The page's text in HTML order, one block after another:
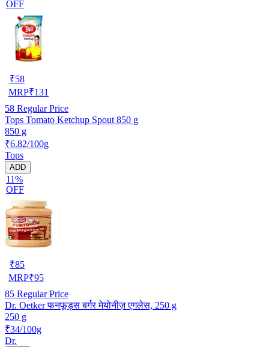
OFF
₹58
MRP₹131
58 Regular Price
Tops Tomato Ketchup Spout 850 g
850 g
₹6.82/100g
Tops
ADD
11%
OFF
₹85
MRP₹95
85 Regular Price
Dr. Oetker फनफूड्स बर्गर मेयोनीज़ एगलेस, 250 g
250 g
₹34/100g
Dr.